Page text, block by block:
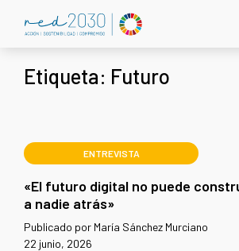
Etiqueta: Futuro
ENTREVISTA
«El futuro digital no puede
a nadie atrás»
Publicado por María Sánchez Murciano
22 junio, 2026